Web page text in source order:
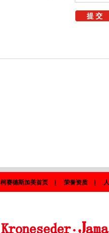
柯赛德斯加美首页 荣誉资质